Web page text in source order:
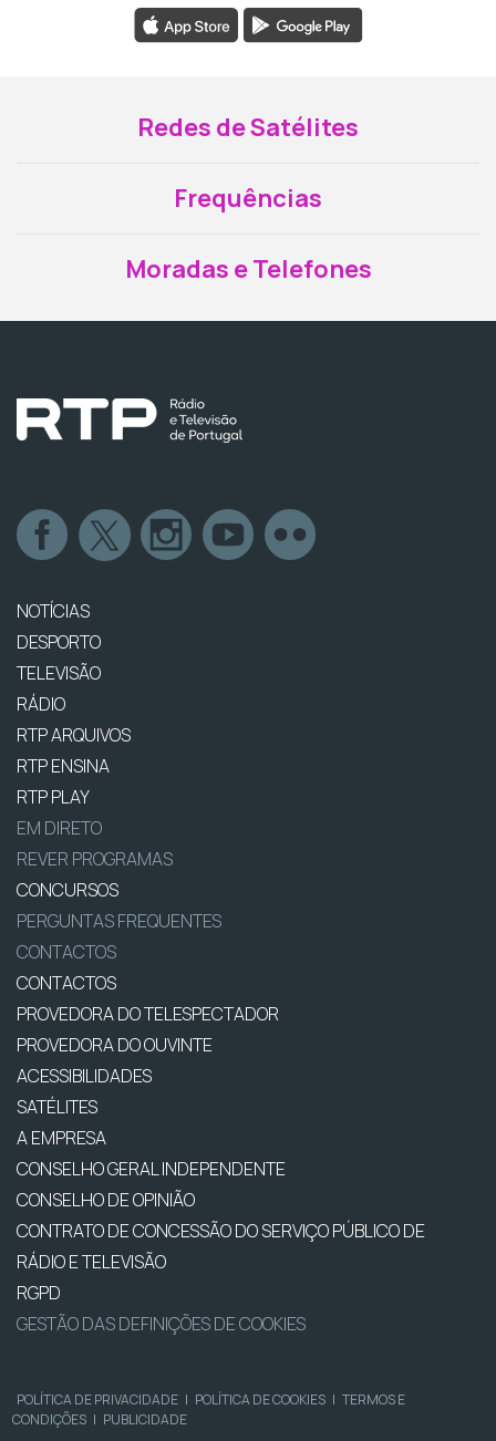
Redes de Satélites
Frequências
Moradas e Telefones
NOTÍCIAS
DESPORTO
TELEVISÃO
RÁDIO
RTP ARQUIVOS
RTP ENSINA
RTP PLAY
EM DIRETO
REVER PROGRAMAS
CONCURSOS
PERGUNTAS FREQUENTES
CONTACTOS
CONTACTOS
PROVEDORA DO TELESPECTADOR
PROVEDORA DO OUVINTE
ACESSIBILIDADES
SATÉLITES
A EMPRESA
CONSELHO GERAL INDEPENDENTE
CONSELHO DE OPINIÃO
CONTRATO DE CONCESSÃO DO SERVIÇO PÚBLICO DE
RÁDIO E TELEVISÃO
RGPD
GESTÃO DAS DEFINIÇÕES DE COOKIES
POLÍTICA DE PRIVACIDADE | POLÍTICA DE COOKIES | TERMOS E
CONDIÇÕES | PUBLICIDADE